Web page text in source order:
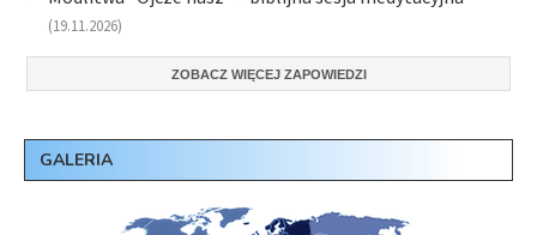
(19.11.2026)
ZOBACZ WIĘCEJ ZAPOWIEDZI
GALERIA